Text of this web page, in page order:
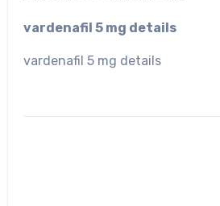
vardenafil 5 mg details
vardenafil 5 mg details